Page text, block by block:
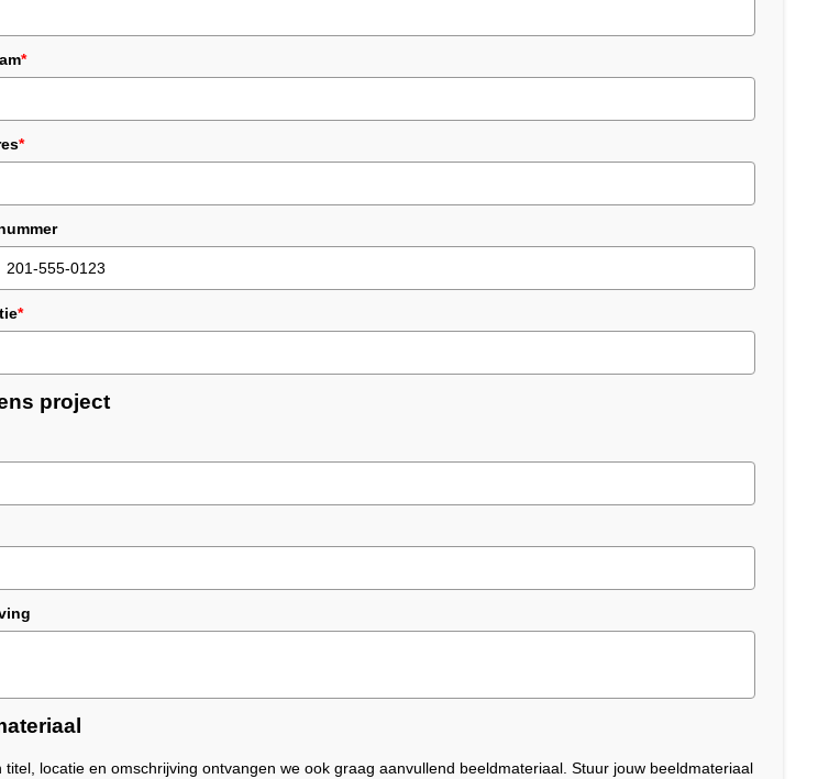
*
*
*
project
titel, locatie en omschrijving ontvangen we ook graag aanvullend beeldmateriaal. Stuur jouw beeldmateriaal